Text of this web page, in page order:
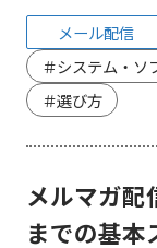
メール配信
＃システム・ソ
＃選び方
メルマガ配
までの基本